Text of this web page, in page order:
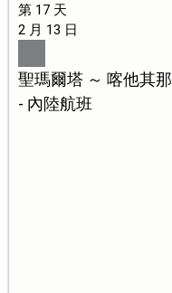
第 17 天
2 月 13 日
聖瑪爾塔 ～ 喀他其那
- 內陸航班